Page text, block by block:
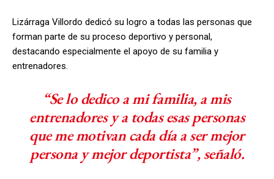
Lizárraga Villordo dedicó su logro a todas las personas que
forman parte de su proceso deportivo y personal,
destacando especialmente el apoyo de su familia y
entrenadores.
“Se lo dedico a mi familia, a mis
entrenadores y a todas esas personas
que me motivan cada día a ser mejor
persona y mejor deportista”, señaló.